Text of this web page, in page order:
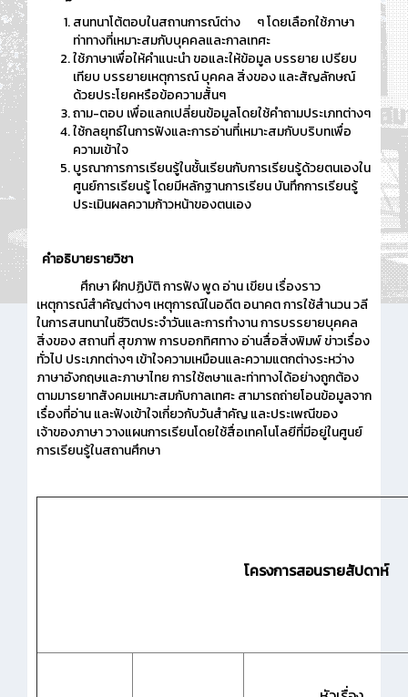
สนทนาโต้ตอบในสถานการณ์ต่าง ๆ โดยเลือกใช้ภาษา
ท่าทางที่เหมาะสมกับบุคคลและกาลเทศะ
ใช้ภาษาเพื่อให้คำแนะนำ ขอและให้ข้อมูล บรรยาย เปรียบ
เทียบ บรรยายเหตุการณ์ บุคคล สิ่งของ และสัญลักษณ์
ด้วยประโยคหรือข้อความสั้นๆ
ถาม-ตอบ เพื่อแลกเปลี่ยนข้อมูลโดยใช้คำถามประเภทต่างๆ
ใช้กลยุทธ์ในการฟังและการอ่านที่เหมาะสมกับบริบทเพื่อ
ความเข้าใจ
บูรณาการการเรียนรู้ในชั้นเรียนกับการเรียนรู้ด้วยตนเองใน
ศูนย์การเรียนรู้ โดยมีหลักฐานการเรียน บันทึกการเรียนรู้
ประเมินผลความก้าวหน้าของตนเอง
คำอธิบายรายวิชา
ศึกษา ฝึกปฏิบัติ การฟัง พูด อ่าน เขียน เรื่องราว
เหตุการณ์สำคัญต่างๆ เหตุการณ์ในอดีต อนาคต การใช้สำนวน วลี
ในการสนทนาในชีวิตประจำวันและการทำงาน การบรรยายบุคคล
สิ่งของ สถานที่ สุขภาพ การบอกทิศทาง อ่านสื่อสิ่งพิมพ์ ข่าวเรื่อง
ทั่วไป ประเภทต่างๆ เข้าใจความเหมือนและความแตกต่างระหว่าง
ภาษาอังกฤษและภาษาไทย การใช้๓ษาและท่าทางได้อย่างถูกต้อง
ตามมารยาทสังคมเหมาะสมกับกาลเทศะ สามารถถ่ายโอนข้อมูลจาก
เรื่องที่อ่าน และฟังเข้าใจเกี่ยวกับวันสำคัญ และประเพณีของ
เจ้าของภาษา วางแผนการเรียนโดยใช้สื่อเทคโนโลยีที่มีอยู่ในศูนย์
การเรียนรู้ในสถานศึกษา
โครงการสอนรายสัปดาห์